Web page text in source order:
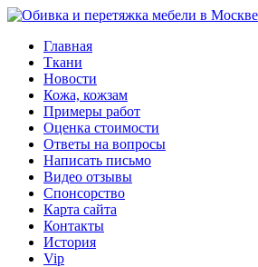
Главная
Ткани
Новости
Кожа, кожзам
Примеры работ
Оценка стоимости
Ответы на вопросы
Написать письмо
Видео отзывы
Спонсорство
Карта сайта
Контакты
История
Vip